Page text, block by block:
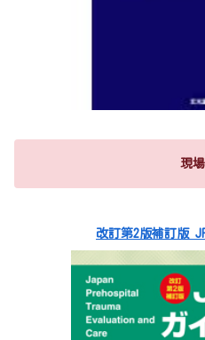
現
改訂第2版補訂版